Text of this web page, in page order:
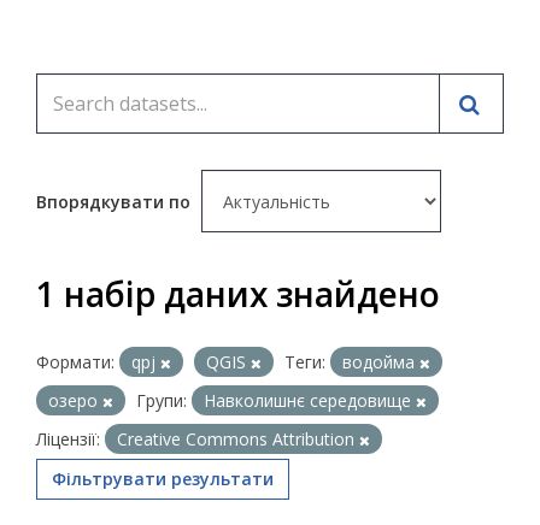
Впорядкувати по
1 набір даних знайдено
Формати: qpj QGIS Теги:
водойма
озеро
Групи:
Навколишнє середовище
Ліцензії:
Creative Commons Attribution
Фільтрувати результати